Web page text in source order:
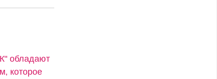
обладают
которое